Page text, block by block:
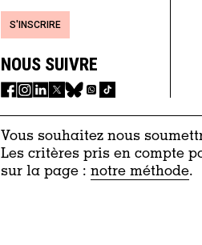
S'INSCRIRE
NOUS SUIVRE
Vous souhaitez nous
Les critères pris en compte
sur la page : notre méthode.